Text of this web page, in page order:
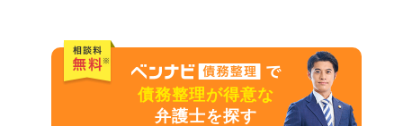
債務整理が得意な
弁護士を探す